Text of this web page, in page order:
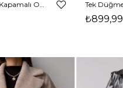
Önü Düğme Kapamalı Oversize Rosana Kadın Fuşya Kaban 23K000190
₺899,99